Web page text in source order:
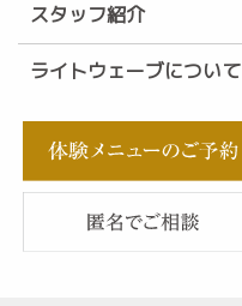
スタッフ紹介
ライトウェーブについて